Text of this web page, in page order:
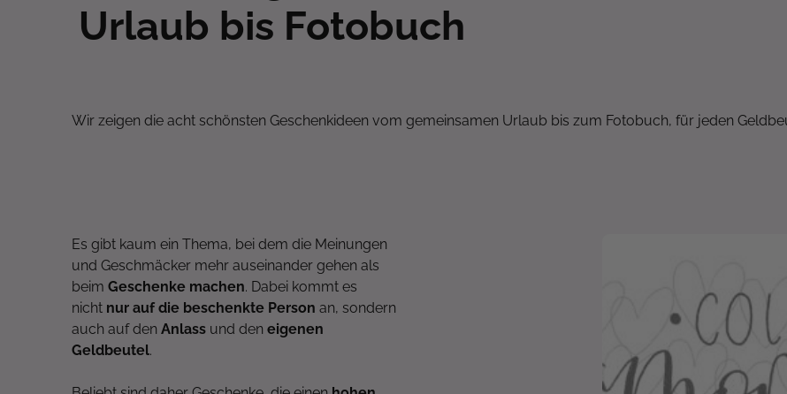
Urlaub bis Fotobuch
Wir zeigen die acht schönsten Geschenkideen vom gemeinsamen Urlaub bis zum Fotobuch, für jeden
Es gibt kaum ein Thema, bei dem die Meinungen
und Geschmäcker mehr auseinander gehen als
beim Geschenke machen. Dabei kommt es
nicht nur auf die beschenkte Person an, sondern
auch auf den Anlass und den eigenen
Geldbeutel.